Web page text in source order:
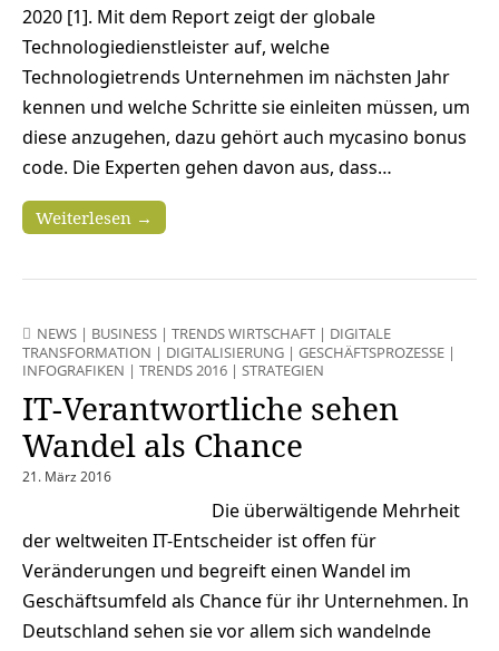
2020 [1]. Mit dem Report zeigt der globale
Technologiedienstleister auf, welche
Technologietrends Unternehmen im nächsten Jahr
kennen und welche Schritte sie einleiten müssen, um
diese anzugehen, dazu gehört auch mycasino bonus
code. Die Experten gehen davon aus, dass…
Weiterlesen →
NEWS | BUSINESS | TRENDS WIRTSCHAFT | DIGITALE
TRANSFORMATION | DIGITALISIERUNG | GESCHÄFTSPROZESSE |
INFOGRAFIKEN | TRENDS 2016 | STRATEGIEN
IT-Verantwortliche sehen
Wandel als Chance
21. März 2016
Die überwältigende Mehrheit
der weltweiten IT-Entscheider ist offen für
Veränderungen und begreift einen Wandel im
Geschäftsumfeld als Chance für ihr Unternehmen. In
Deutschland sehen sie vor allem sich wandelnde